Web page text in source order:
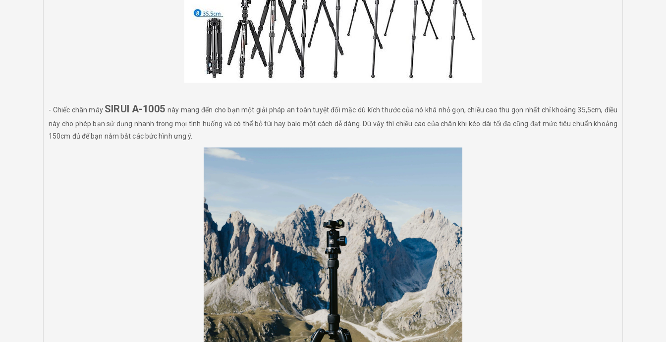
- Chiếc chân máy SIRUI A-1005này mang đến cho bạn một giải pháp an toàn tuyệt đối mặc dù kích thước của nó khá nhỏ gọn, chiều cao thu gọn nhất chỉ khoảng 35,5cm, điều
này cho phép bạn sử dụng nhanh trong mọi tình huống và có thể bỏ túi hay balo một cách dễ dàng. Dù vậy thì chiều cao của chân khi kéo dài tối đa cũng đạt mức tiêu chuẩn khoảng
150cm đủ để bạn nắm bắt các bức hình ưng ý.